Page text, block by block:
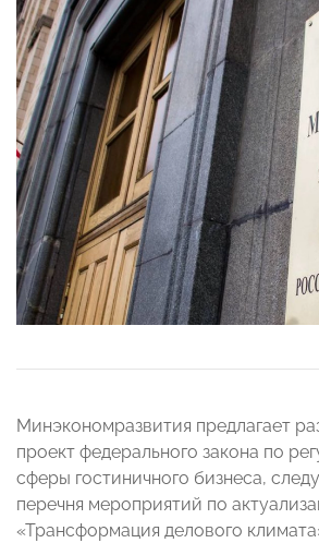
Минэкономразвития предлагает
проект федерального закона по
сферы гостиничного бизнеса,
перечня мероприятий по
«Трансформация делового